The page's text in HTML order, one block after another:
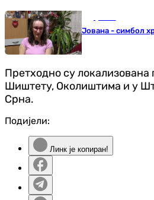
Јована - симбол
Претходно су
Шиштету, Околиштима и у
Срна.
Подијели:
Линк је копиран!